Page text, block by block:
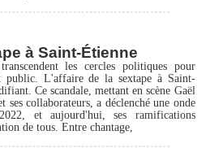
à Saint-Étienne
les cercles politiques pour
public. L'affaire de la sextape à Saint-
Ce scandale, mettant en scène Gaël
collaborateurs, a déclenché une onde
et aujourd'hui, ses ramifications
de tous. Entre chantage,